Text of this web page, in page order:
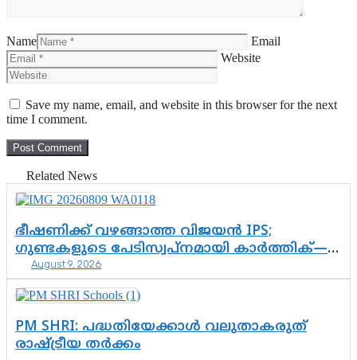
Name
Email
Website
Save my name, email, and website in this browser for the next
time I comment.
Related News
ഭീഷണിക്ക് വഴങ്ങാത്ത വിജയൻ IPS;
ഗുണ്ടകളുടെ പേടിസ്വപ്നമായി കാർത്തിക്—
ചെന്നിത്തലയുടെ ‘പവർ ഹോം’
ഓപ്പറേഷനിൽ ആയങ്കി കുടുങ്ങി!
August 9, 2026
PM SHRI: പദ്ധതിയേക്കാൾ വലുതാകരുത്
രാഷ്ട്രീയ തർക്കം